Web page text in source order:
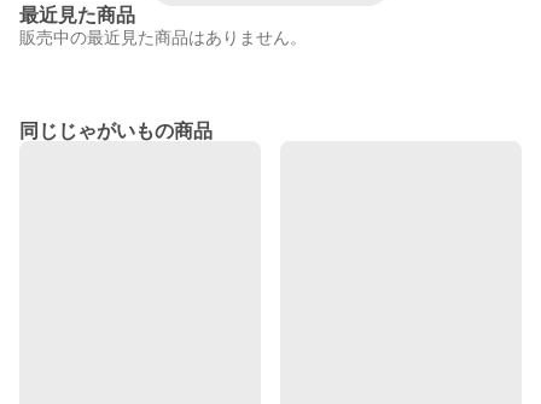
最近見た商品
販売中の最近見た商品はありません。
同じじゃがいもの商品